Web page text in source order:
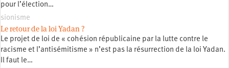
pour l’élection…
sionisme
Le retour de la loi Yadan ?
Le projet de loi de « cohésion républicaine par la lutte contre le
racisme et l’antisémitisme » n’est pas la résurrection de la loi Yadan.
Il faut le…